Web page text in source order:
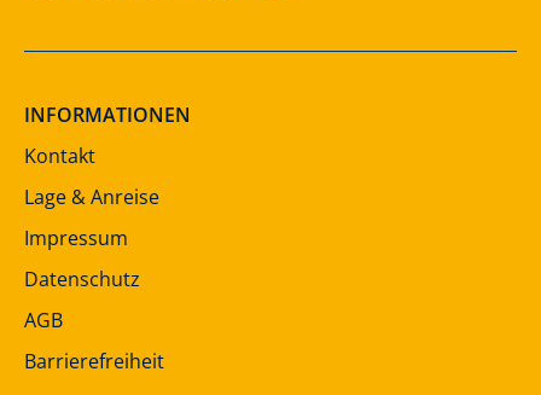
INFORMATIONEN
Kontakt
Lage & Anreise
Impressum
Datenschutz
AGB
Barrierefreiheit